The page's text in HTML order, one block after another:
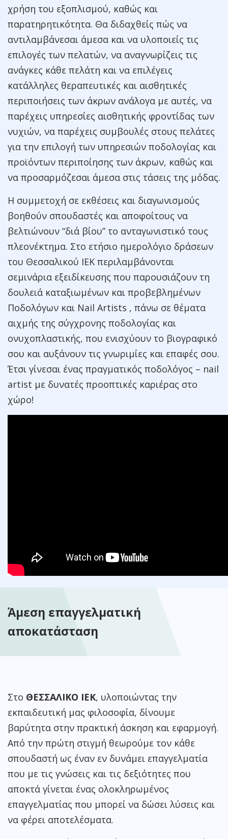
χρήση του εξοπλισμού, καθώς και
παρατηρητικότητα. Θα διδαχθείς πώς να
αντιλαμβάνεσαι άμεσα και να υλοποιείς τις
επιλογές των πελατών, να αναγνωρίζεις τις
ανάγκες κάθε πελάτη και να επιλέγεις
κατάλληλες θεραπευτικές και αισθητικές
περιποιήσεις των άκρων ανάλογα με αυτές, να
παρέχεις υπηρεσίες αισθητικής φροντίδας των
νυχιών, να παρέχεις συμβουλές στους πελάτες
για την επιλογή των υπηρεσιών ποδολογίας και
προϊόντων περιποίησης των άκρων, καθώς και
να προσαρμόζεσαι άμεσα στις τάσεις της μόδας.
Η συμμετοχή σε εκθέσεις και διαγωνισμούς
βοηθούν σπουδαστές και αποφοίτους να
βελτιώνουν “διά βίου” το ανταγωνιστικό τους
πλεονέκτημα. Στο ετήσιο ημερολόγιο δράσεων
του Θεσσαλικού ΙΕΚ περιλαμβάνονται
σεμινάρια εξειδίκευσης που παρουσιάζουν τη
δουλειά καταξιωμένων και προβεβλημένων
Ποδολόγων και Nail Artists , πάνω σε θέματα
αιχμής της σύγχρονης ποδολογίας και
ονυχοπλαστικής, που ενισχύουν το βιογραφικό
σου και αυξάνουν τις γνωριμίες και επαφές σου.
Έτσι γίνεσαι ένας πραγματικός ποδολόγος – nail
artist με δυνατές προοπτικές καριέρας στο
χώρο!
Άμεση επαγγελματική
αποκατάσταση
Στο ΘΕΣΣΑΛΙΚΟ ΙΕΚ, υλοποιώντας την
εκπαιδευτική μας φιλοσοφία, δίνουμε
βαρύτητα στην πρακτική άσκηση και εφαρμογή.
Από την πρώτη στιγμή θεωρούμε τον κάθε
σπουδαστή ως έναν εν δυνάμει επαγγελματία
που με τις γνώσεις και τις δεξιότητες που
αποκτά γίνεται ένας ολοκληρωμένος
επαγγελματίας που μπορεί να δώσει λύσεις και
να φέρει αποτελέσματα.